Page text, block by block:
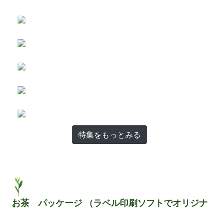
特集をもっとみる
お茶 パッケージ （ラベル印刷ソフトでオリジナ